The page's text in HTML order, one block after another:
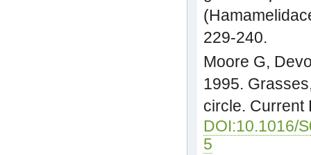
229-240.
Moore G,
1995.
circle. Current
DOI:10.1016/
5